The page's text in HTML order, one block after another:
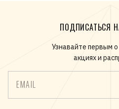
ПОДПИСАТЬСЯ
Узнавайте первым
акциях и
EMAIL